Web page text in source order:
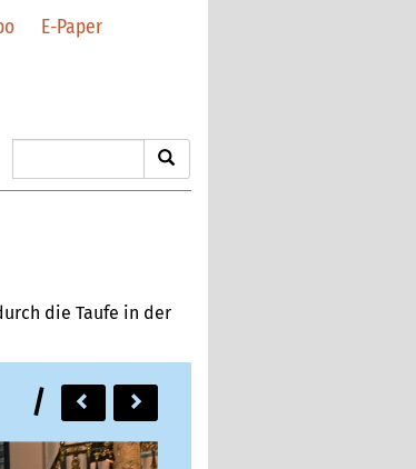
E-Paper
die Taufe in der
/